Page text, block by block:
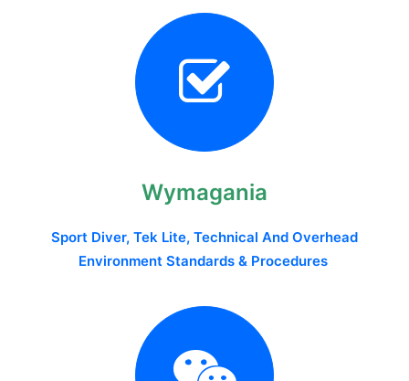
Wymagania
Sport Diver, Tek Lite, Technical And Overhead
Environment Standards & Procedures